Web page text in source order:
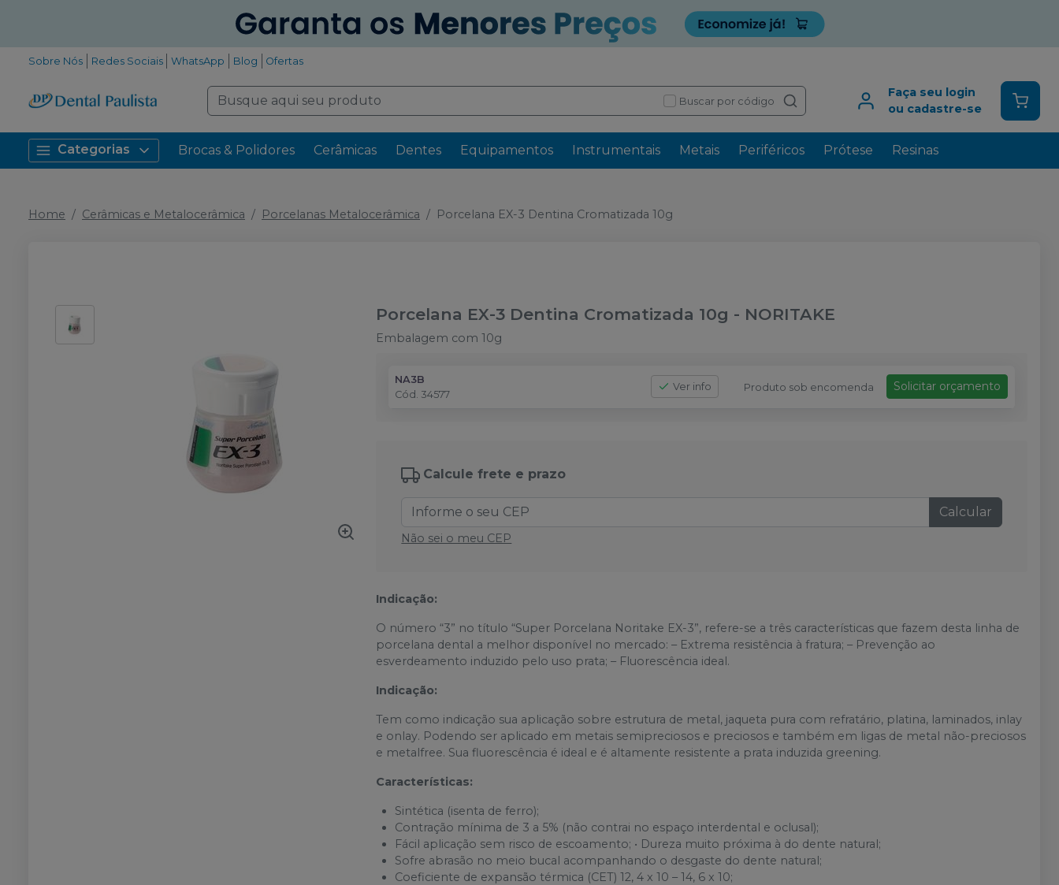
Sobre Nós Redes Sociais WhatsApp Blog Ofertas
Buscar por código
Faça seu login
ou cadastre-se
Categorias Brocas & Polidores Cerâmicas Dentes Equipamentos Instrumentais Metais Periféricos Prótese Resinas
Home Cerâmicas e Metalocerâmica Porcelanas Metalocerâmica Porcelana EX-3 Dentina Cromatizada 10g
Porcelana EX-3 Dentina Cromatizada 10g - NORITAKE
Embalagem com 10g
NA3B
Cód. 34577
Ver info Produto sob encomenda Solicitar orçamento
Calcule frete e prazo
Calcular
Não sei o meu CEP
Indicação:
O número “3” no título “Super Porcelana Noritake EX-3”, refere-se a três características que fazem desta linha de
porcelana dental a melhor disponível no mercado: – Extrema resistência à fratura; – Prevenção ao
esverdeamento induzido pelo uso prata; – Fluorescência ideal.
Indicação:
Tem como indicação sua aplicação sobre estrutura de metal, jaqueta pura com refratário, platina, laminados, inlay
e onlay. Podendo ser aplicado em metais semipreciosos e preciosos e também em ligas de metal não-preciosos
e metalfree. Sua fluorescência é ideal e é altamente resistente a prata induzida greening.
Características:
Sintética (isenta de ferro);
Contração mínima de 3 a 5% (não contrai no espaço interdental e oclusal);
Fácil aplicação sem risco de escoamento; • Dureza muito próxima à do dente natural;
Sofre abrasão no meio bucal acompanhando o desgaste do dente natural;
Coeficiente de expansão térmica (CET) 12, 4 x 10 – 14, 6 x 10;